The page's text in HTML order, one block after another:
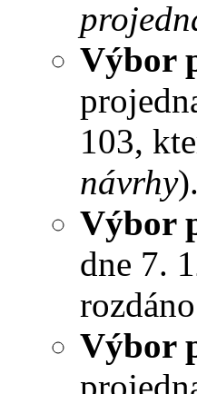
Výbor
103,
návrhy).
Výbor
dne 7.
Výbor